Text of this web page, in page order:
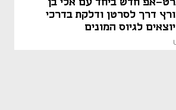
דרך לסרטן ודלקת בדרכי
לגיוס המונים